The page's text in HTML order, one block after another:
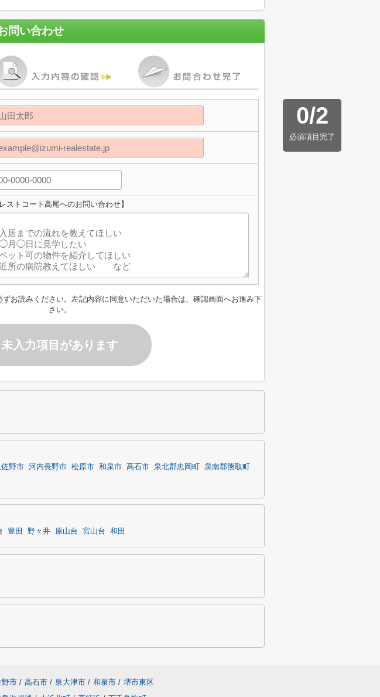
問い合わせ
0/2
必須項目完了
レストコート高尾へのお問い合わせ】
ずお読みください。左記内容に同意いただいた場合は、確認画面へお進み下
さい。
未入力項目があります
佐野市 河内長野市 松原市 和泉市 高石市 泉北郡忠岡町
泉南郡熊取町
豊田 野々井 原山台 宮山台 和田
野市 / 高石市 / 泉大津市 / 和泉市 / 堺市東区